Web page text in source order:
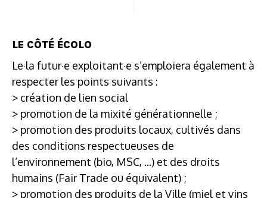
LE CÔTÉ ÉCOLO
Le·la futur·e exploitant·e s’emploiera également à
respecter les points suivants :
> création de lien social
> promotion de la mixité générationnelle ;
> promotion des produits locaux, cultivés dans
des conditions respectueuses de
l’environnement (bio, MSC, ...) et des droits
humains (Fair Trade ou équivalent) ;
> promotion des produits de la Ville (miel et vins